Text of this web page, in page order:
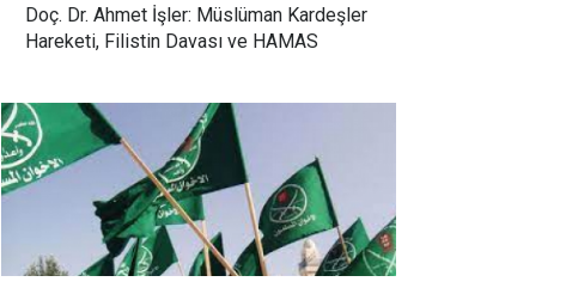
pozisyon olmaya devam
ediyor.
olduğunu söylemiş;
nihayetinde İslam ile sahih bir
Doç. Dr. Ahmet İşler: Müslüman Kardeşler
Hareketi, Filistin Davası ve HAMAS